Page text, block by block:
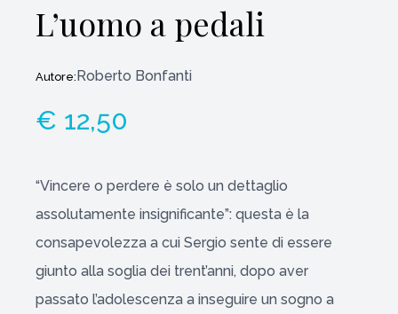
L’uomo a pedali
Autore:Roberto Bonfanti
€ 12,50
“Vincere o perdere è solo un dettaglio
assolutamente insignificante”: questa è la
consapevolezza a cui Sergio sente di essere
giunto alla soglia dei trent’anni, dopo aver
passato l’adolescenza a inseguire un sogno a